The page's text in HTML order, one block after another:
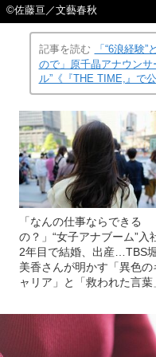
©佐藤亘／文藝春秋
記事を読む
「“6浪経験
ので」原千晶アナウンサ
ル”《『THE TIME,』で
「なんの仕事ならできる
の？」“女子アナブーム”入
2年目で結婚、出産…TBS
美香さんが明かす「異色の
ャリア」と「救われた言葉